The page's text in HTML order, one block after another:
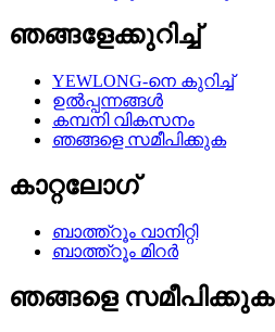
ഞങ്ങളേക്കുറിച്ച്
YEWLONG-നെ കുറിച്ച്
ഉൽപ്പന്നങ്ങൾ
കമ്പനി വികസനം
ഞങ്ങളെ സമീപിക്കുക
കാറ്റലോഗ്
ബാത്ത്റൂം വാനിറ്റി
ബാത്ത്റൂം മിറർ
ഞങ്ങളെ സമീപിക്കുക